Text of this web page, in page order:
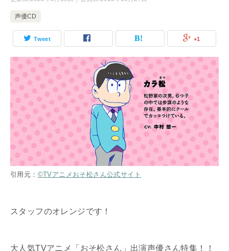
声優CD
Tweet +1
引用元： ©TVアニメおそ松さん公式サイト
スタッフのオレンジです！
大人気TVアニメ「おそ松さん」出演声優さん特集！！